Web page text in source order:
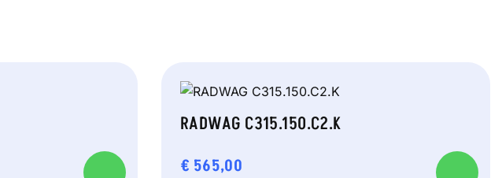
RADWAG C315.150.C2.K
€ 565,00